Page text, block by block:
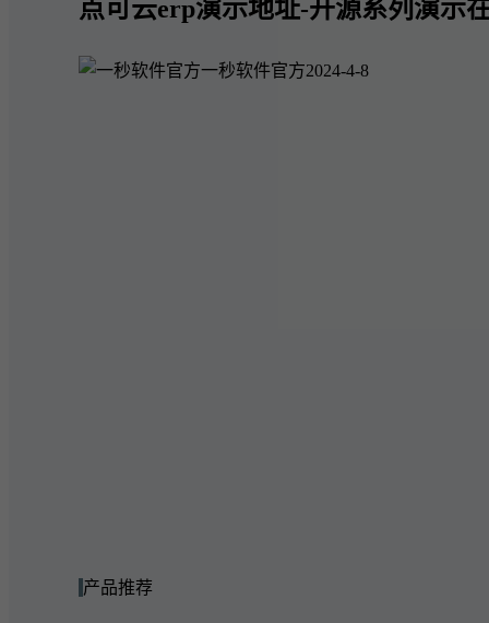
点可云erp演示地址-开源系列演示
一秒软件官方2024-4-8
产品推荐